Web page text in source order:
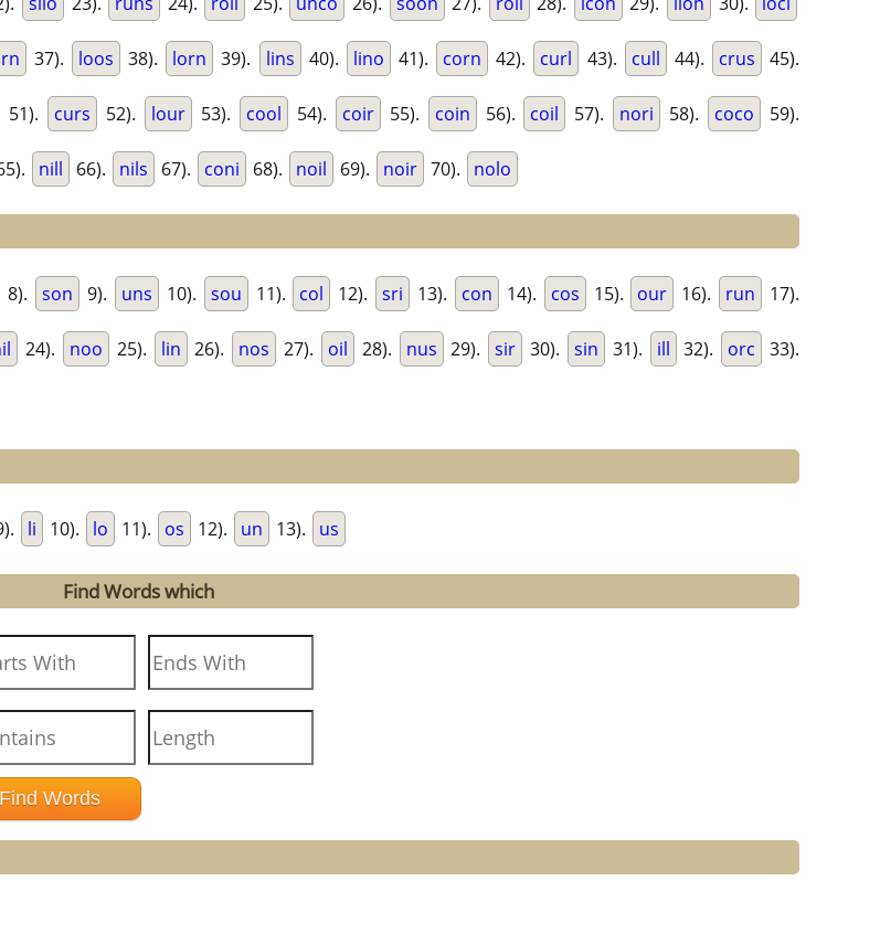
37). loos 38). lorn 39). lins 40). lino 41). corn 42). curl 43). cull 44). crus 45).
51). curs 52). lour 53). cool 54). coir 55). coin 56). coil 57). nori 58). coco 59).
nill 66). nils 67). coni 68). noil 69). noir 70). nolo
8). son 9). uns 10). sou 11). col 12). sri 13). con 14). cos 15). our 16). run 17).
24). noo 25). lin 26). nos 27). oil 28). nus 29). sir 30). sin 31). ill 32). orc 33).
li 10). lo 11). os 12). un 13). us
Find Words which